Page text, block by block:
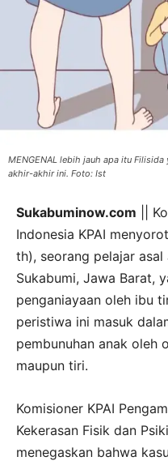
MENGENAL lebih jauh apa itu
akhir-akhir ini. Foto: Ist
Sukabuminow.com ||
Indonesia KPAI
th), seorang pelajar
Sukabumi, Jawa Barat,
penganiayaan oleh ibu
peristiwa ini masuk
pembunuhan anak oleh
maupun tiri.
Komisioner KPAI
Kekerasan Fisik dan
menegaskan bahwa